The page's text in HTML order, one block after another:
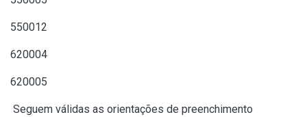
550012
620004
620005
Seguem válidas as orientações de preenchimento